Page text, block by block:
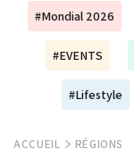
#Mondial 2026
#EVENTS
#Lifestyle
ACCUEIL RÉGIONS